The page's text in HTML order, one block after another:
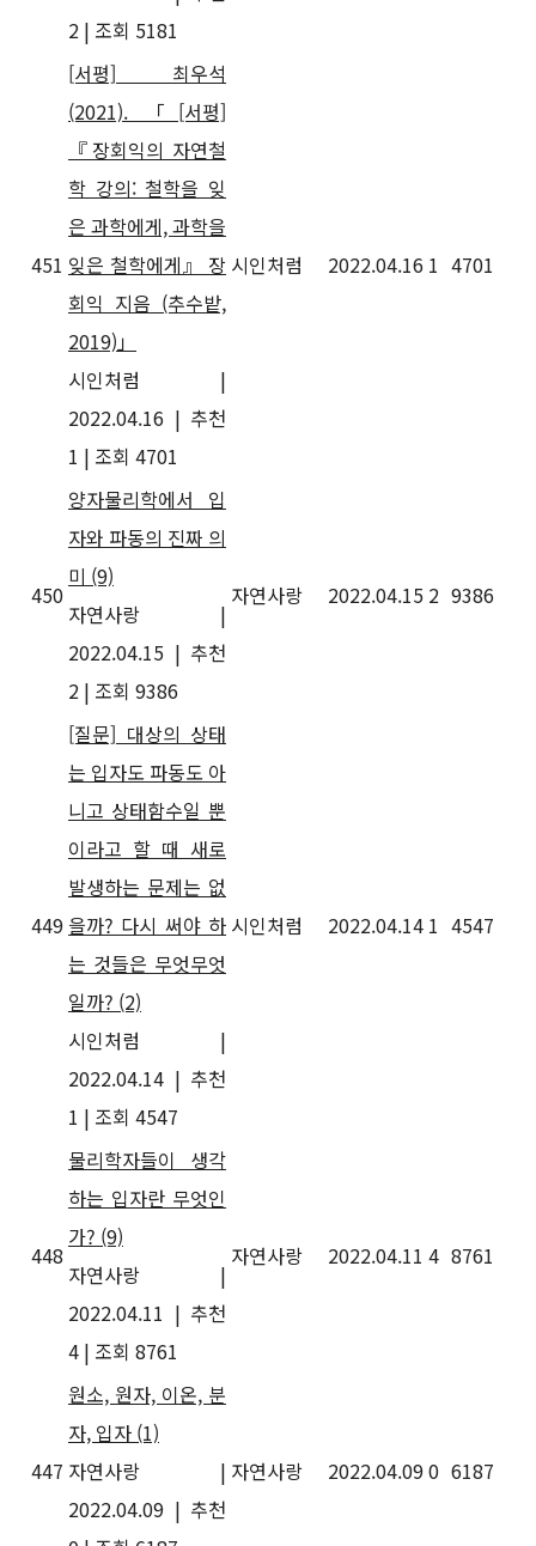
2 | 조회 5181
451
[서평] 최우석
(2021). 「[서평]
『장회익의 자연철
학 강의: 철학을 잊
은 과학에게, 과학을
잊은 철학에게』 장
회익 지음 (추수밭,
2019)」
시인처럼
|
2022.04.16 | 추천
1 | 조회 4701
시인처럼 2022.04.16 1 4701
450
양자물리학에서 입
자와 파동의 진짜 의
미 (9)
자연사랑
|
2022.04.15 | 추천
2 | 조회 9386
자연사랑 2022.04.15 2 9386
449
[질문] 대상의 상태
는 입자도 파동도 아
니고 상태함수일 뿐
이라고 할 때 새로
발생하는 문제는 없
을까? 다시 써야 하
는 것들은 무엇무엇
일까? (2)
시인처럼
|
2022.04.14 | 추천
1 | 조회 4547
시인처럼 2022.04.14 1 4547
448
물리학자들이 생각
하는 입자란 무엇인
가? (9)
자연사랑
|
2022.04.11 | 추천
4 | 조회 8761
자연사랑 2022.04.11 4 8761
447
원소, 원자, 이온, 분
자, 입자 (1)
자연사랑
|
2022.04.09 | 추천
자연사랑 2022.04.090 6187